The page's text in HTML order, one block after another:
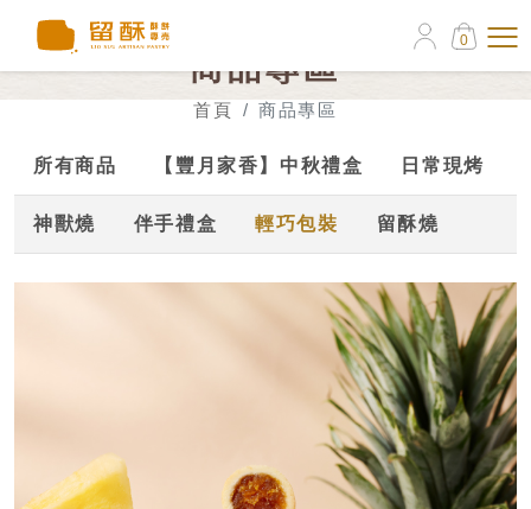
0
商品專區
首頁 商品專區
所有商品 【豐月家香】中秋禮盒 日常現烤
神獸燒 伴手禮盒 輕巧包裝 留酥燒